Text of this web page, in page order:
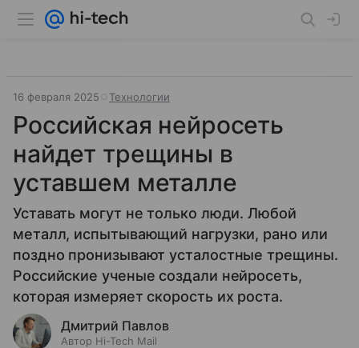
16 февраля 2025 Технологии
Российская нейросеть
найдет трещины в
уставшем металле
Уставать могут не только люди. Любой
металл, испытывающий нагрузки, рано или
поздно пронизывают усталостные трещины.
Российские ученые создали нейросеть,
которая измеряет скорость их роста.
Дмитрий Павлов
Автор Hi-Tech Mail